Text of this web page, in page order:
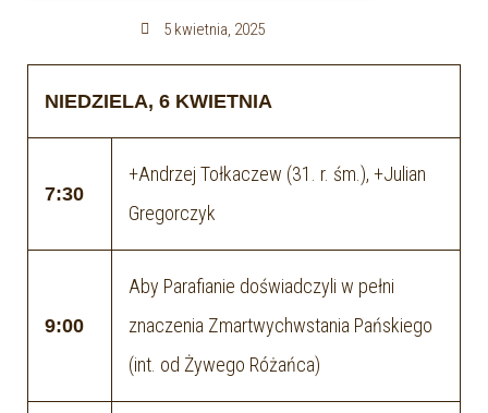
5 kwietnia, 2025
NIEDZIELA, 6 KWIETNIA
7:30
+Andrzej Tołkaczew (31. r. śm.), +Julian
Gregorczyk
9:00
Aby Parafianie doświadczyli w pełni
znaczenia Zmartwychwstania Pańskiego
(int. od Żywego Różańca)